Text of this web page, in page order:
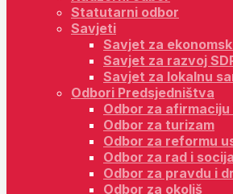
Statutarni odbor
Savjeti
Savjet za
Savjet za razvoj
Savjet za lokalnu
Odbori Predsjedništva
Odbor za
Odbor za turizam
Odbor za reformu
Odbor za rad i
Odbor za pravdu i
Odbor za okoliš